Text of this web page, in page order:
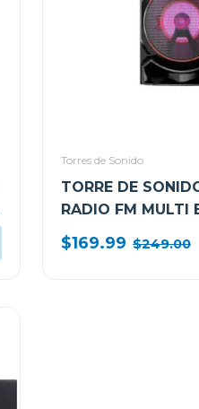
Torres de Sonido
TORRE DE
RADIO FM MULTI
SUPER BASS
$169.99 $249.00